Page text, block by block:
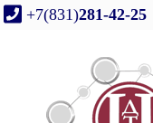
+7(831)281-42-25